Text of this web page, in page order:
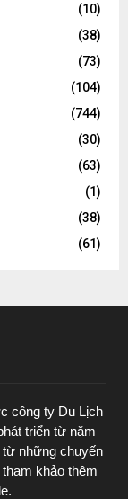
(10)
(38)
(73)
(104)
(744)
(30)
(63)
(1)
(38)
(61)
công ty Du Lịch
triển từ năm
những chuyến
khảo thêm